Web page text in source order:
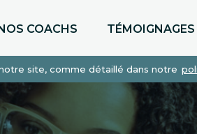
site, comme détaillé dans notre
COACHS TÉMOIGNAGES